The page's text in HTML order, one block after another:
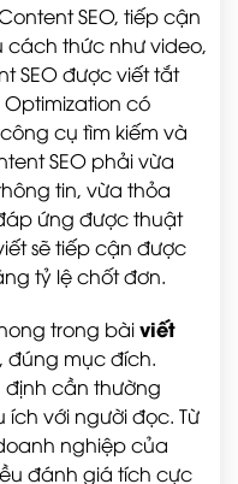
SEO, tiếp cận
thức như video,
SEO được viết tắt
có
cụ tìm kiếm và
SEO phải vừa
tin, vừa thỏa
ứng được thuật
sẽ tiếp cận được
tỷ lệ chốt đơn.
trong bàiviết
mục đích.
cần thường
với người đọc. Từ
nghiệp của
đánh giá tích cực